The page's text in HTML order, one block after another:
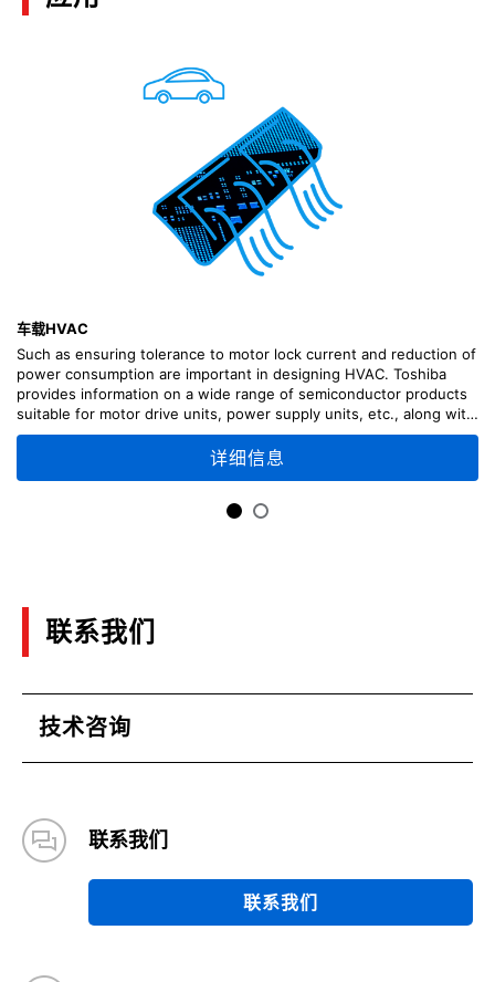
车载HVAC
Such as ensuring tolerance to motor lock current and reduction of
power consumption are important in designing HVAC. Toshiba
provides information on a wide range of semiconductor products
suitable for motor drive units, power supply units, etc., along with
circuit configuration examples.
详细信息
联系我们
技术咨询
联系我们
联系我们